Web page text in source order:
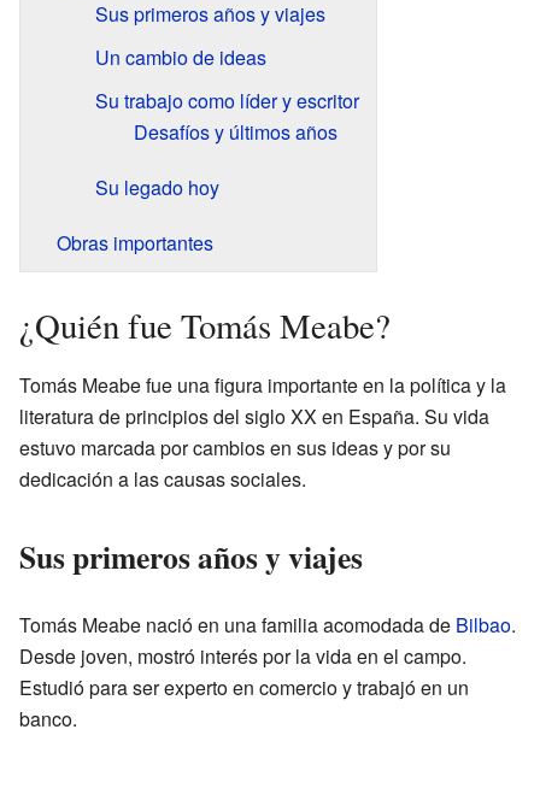
Sus primeros años y viajes
Un cambio de ideas
Su trabajo como líder y escritor
Desafíos y últimos años
Su legado hoy
Obras importantes
¿Quién fue Tomás Meabe?
Tomás Meabe fue una figura importante en la política y la
literatura de principios del siglo XX en España. Su vida
estuvo marcada por cambios en sus ideas y por su
dedicación a las causas sociales.
Sus primeros años y viajes
Tomás Meabe nació en una familia acomodada de Bilbao.
Desde joven, mostró interés por la vida en el campo.
Estudió para ser experto en comercio y trabajó en un
banco.